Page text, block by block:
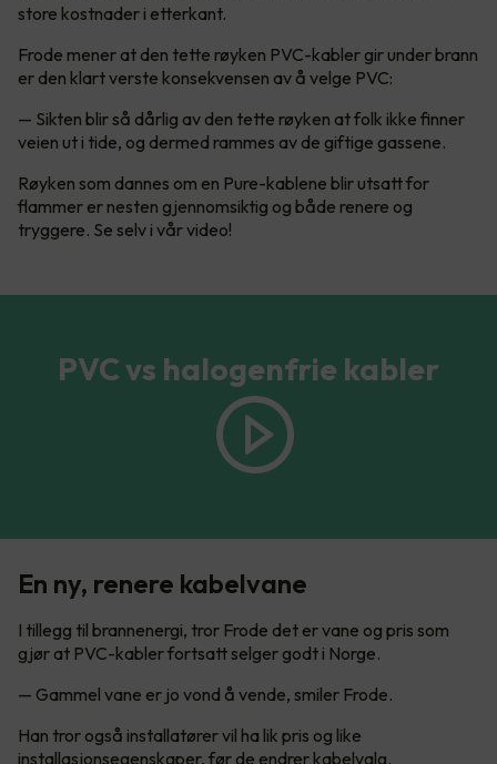
store kostnader i etterkant.
Frode mener at den tette røyken PVC-kabler gir under brann
er den klart verste konsekvensen av å velge PVC:
— Sikten blir så dårlig av den tette røyken at folk ikke finner
veien ut i tide, og dermed rammes av de giftige gassene.
Røyken som dannes om en Pure-kablene blir utsatt for
flammer er nesten gjennomsiktig og både renere og
tryggere. Se selv i vår video!
PVC vs halogenfrie kabler
En ny, renere kabelvane
I tillegg til brannenergi, tror Frode det er vane og pris som
gjør at PVC-kabler fortsatt selger godt i Norge.
— Gammel vane er jo vond å vende, smiler Frode.
Han tror også installatører vil ha lik pris og like
installasjonsegenskaper, før de endrer kabelvalg.